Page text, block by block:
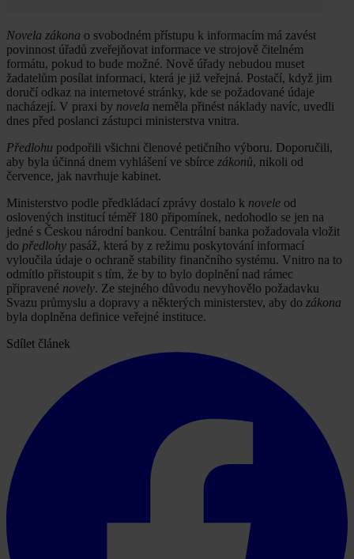
Novela zákona o svobodném přístupu k informacím má zavést
povinnost úřadů zveřejňovat informace ve strojově čitelném
formátu, pokud to bude možné. Nově úřady nebudou muset
žadatelům posílat informaci, která je již veřejná. Postačí, když jim
doručí odkaz na internetové stránky, kde se požadované údaje
nacházejí. V praxi by novela neměla přinést náklady navíc, uvedli
dnes před poslanci zástupci ministerstva vnitra.
Předlohu podpořili všichni členové petičního výboru. Doporučili,
aby byla účinná dnem vyhlášení ve sbírce zákonů, nikoli od
července, jak navrhuje kabinet.
Ministerstvo podle předkládací zprávy dostalo k novele od
oslovených institucí téměř 180 připomínek, nedohodlo se jen na
jedné s Českou národní bankou. Centrální banka požadovala vložit
do předlohy pasáž, která by z režimu poskytování informací
vyloučila údaje o ochraně stability finančního systému. Vnitro na to
odmítlo přistoupit s tím, že by to bylo doplnění nad rámec
připravené novely. Ze stejného důvodu nevyhovělo požadavku
Svazu průmyslu a dopravy a některých ministerstev, aby do zákona
byla doplněna definice veřejné instituce.
Sdílet článek